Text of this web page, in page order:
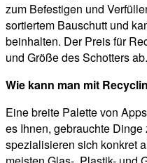
zum Befestigen und
sortiertem Bauschutt und
beinhalten. Der Preis für
und Größe des Schotters ab.
Wie kann man mit
Eine breite Palette von
es Ihnen, gebrauchte
spezialisieren sich konkret